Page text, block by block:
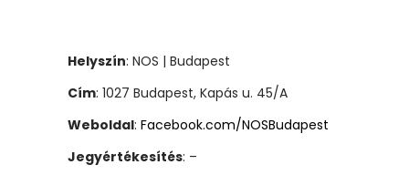
Helyszín: NOS | Budapest
Cím: 1027 Budapest, Kapás u. 45/A
Weboldal: Facebook.com/NOSBudapest
Jegyértékesítés: –